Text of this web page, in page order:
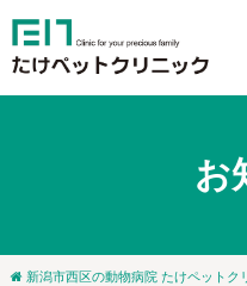
お
新潟市西区の動物病院 たけペットク